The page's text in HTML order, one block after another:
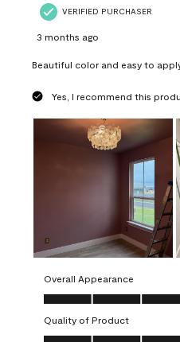
VERIFIED PURCHASER
3 months ago
Beautiful color and easy to
Yes, I recommend this
Overall Appearance
Overall Appearance, 5.0 out
Quality of Product
Quality of Product, 5.0 out of